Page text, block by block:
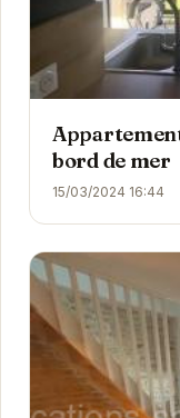
bord de mer
15/03/2024 16:44